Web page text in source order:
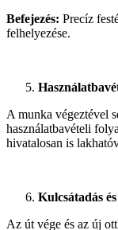
Befejezés: Precíz
felhelyezése.
A munka végeztével
használatbavételi
hivatalosan is
Kulcsátadás
Az út vége és az új